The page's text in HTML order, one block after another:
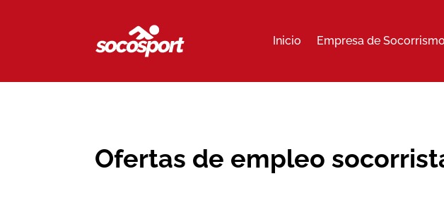
Inicio Empresa de Socorrismo
Ofertas de empleo